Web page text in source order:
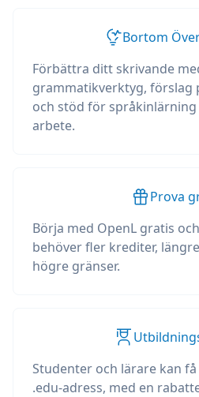
Bortom
Förbättra ditt skrivande
grammatikverktyg, förslag
och stöd för
arbete.
Prova
Börja med OpenL gratis
behöver fler krediter,
högre gränser.
Studenter och lärare kan
.edu-adress, med en